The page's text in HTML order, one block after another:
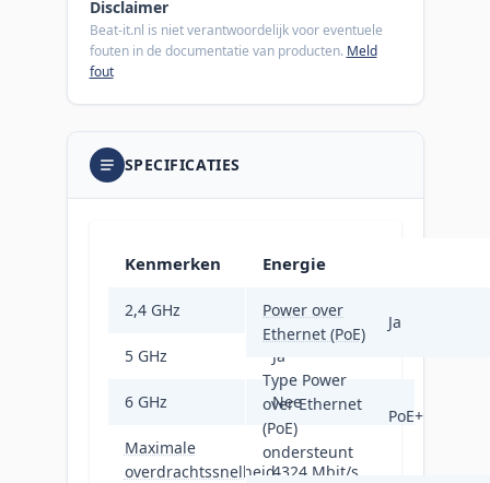
Disclaimer
Beat-it.nl is niet verantwoordelijk voor eventuele
fouten in de documentatie van producten. Meld
fout
SPECIFICATIES
Kenmerken
2,4 GHz Ja
5 GHz Ja
6 GHz Nee
Maximale
overdrachtssnelheid4324 Mbit/s
Energie
Power over
Ethernet (PoE)
Ja
Type Power
over Ethernet
(PoE)
ondersteunt
PoE+